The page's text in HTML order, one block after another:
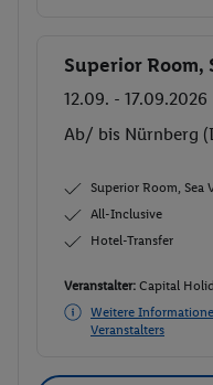
Buchen
Superior Room,
12.09. - 17.09.2026
Ab/ bis Nürnberg
Superior Room, Sea
All-Inclusive
Hotel-Transfer
Veranstalter: Capital
Weitere
Veranstalters